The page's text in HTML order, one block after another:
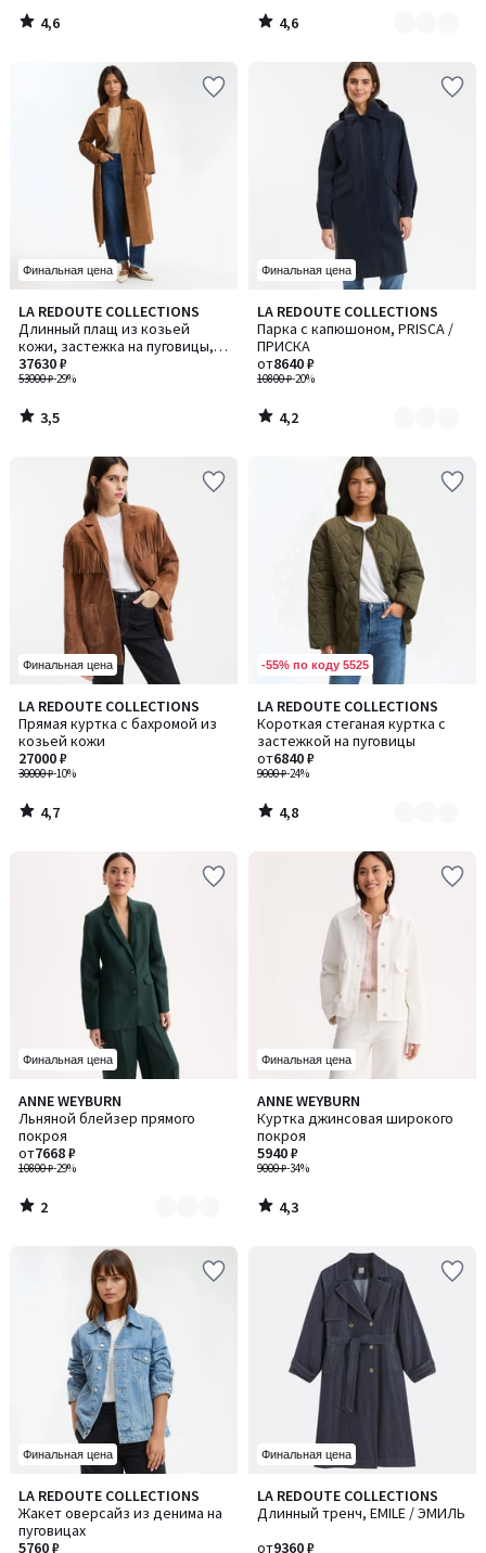
4,6
/
4,6
/
Финальная цена
LA REDOUTE COLLECTIONS
Длинный плащ из козьей
кожи, застежка на пуговицы,
демисезонный
53000 ₽-29%
37630 ₽
3,5
/ 5
3,5
/
Финальная цена
LA REDOUTE COLLECTIONS
Парка с капюшоном, PRISCA /
ПРИСКА
10800 ₽-20%
от8640 ₽
4,2
/ 5
Количество
цветов:
3
4,2
/
Финальная цена
LA REDOUTE COLLECTIONS
Прямая куртка с бахромой из
козьей кожи
30000 ₽-10%
27000 ₽
4,7
/ 5
4,7
/
-55% по коду 5525
LA REDOUTE COLLECTIONS
Короткая стеганая куртка с
застежкой на пуговицы
9000 ₽-24%
от6840 ₽
4,8
/ 5
Количество
цветов:
2
4,8
/
Финальная цена
ANNE WEYBURN
Льняной блейзер прямого
покроя
10800 ₽-29%
от7668 ₽
2
/
5
Количество
цветов:
3
2
/
Финальная цена
ANNE WEYBURN
Куртка джинсовая широкого
покроя
9000 ₽-34%
5940 ₽
4,3
/ 5
4,3
/
Финальная цена
LA REDOUTE COLLECTIONS
Жакет оверсайз из денима на
пуговицах
5760 ₽
4,2
/ 5
Финальная цена
LA REDOUTE COLLECTIONS
Длинный тренч, EMILE / ЭМИЛЬ
от9360 ₽
4,3
/ 5